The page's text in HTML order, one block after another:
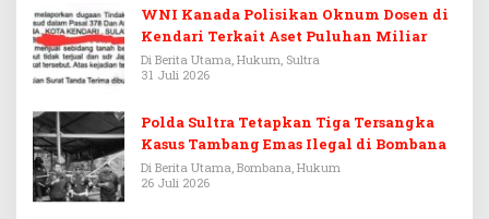
WNI Kanada Polisikan Oknum Dosen di
Kendari Terkait Aset Puluhan Miliar
Di Berita Utama, Hukum, Sultra
31 Juli 2026
Polda Sultra Tetapkan Tiga Tersangka
Kasus Tambang Emas Ilegal di Bombana
Di Berita Utama, Bombana, Hukum
26 Juli 2026